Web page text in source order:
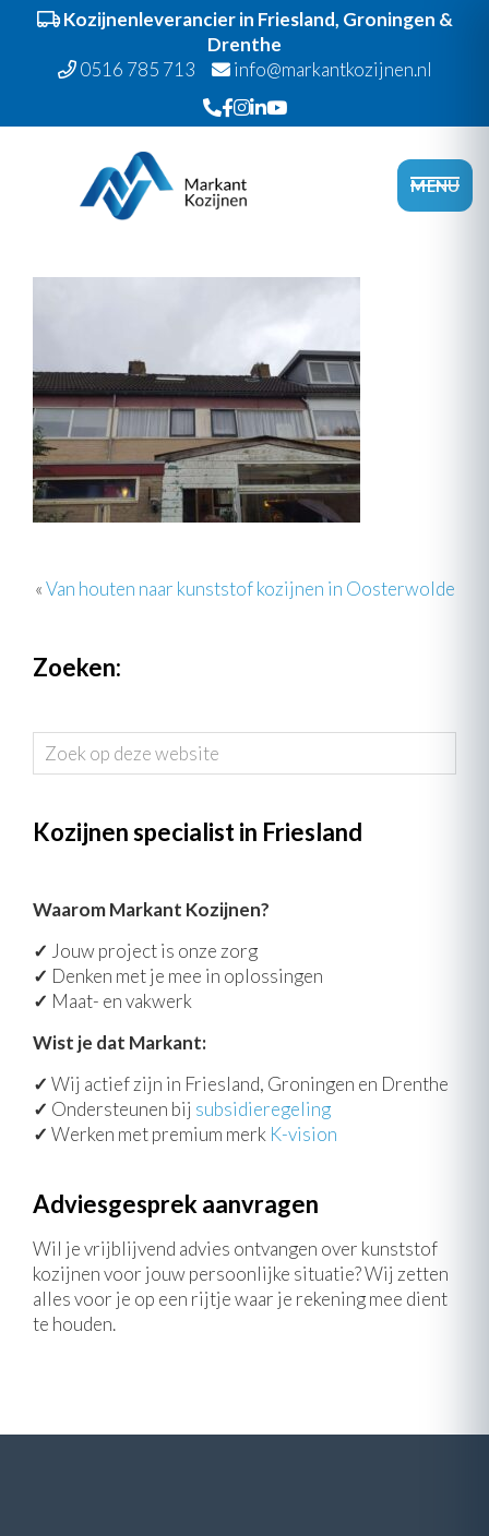
Kozijnenleverancier in Friesland, Groningen &
Drenthe
0516 785 713
info@markantkozijnen.nl
hoofdnavigatie
hoofd
MENU
«Van houten naar kunststof kozijnen in Oosterwolde
Zoeken:
Zoek
op
website
Kozijnen specialist in Friesland
Waarom Markant Kozijnen?
✓ Jouw project is onze zorg
✓ Denken met je mee in oplossingen
✓ Maat- en vakwerk
Wist je dat Markant:
✓ Wij actief zijn in Friesland, Groningen en Drenthe
✓ Ondersteunen bij subsidieregeling
✓ Werken met premium merk K-vision
Adviesgesprek aanvragen
Wil je vrijblijvend advies ontvangen over kunststof
kozijnen voor jouw persoonlijke situatie? Wij zetten
alles voor je op een rijtje waar je rekening mee dient
te houden.